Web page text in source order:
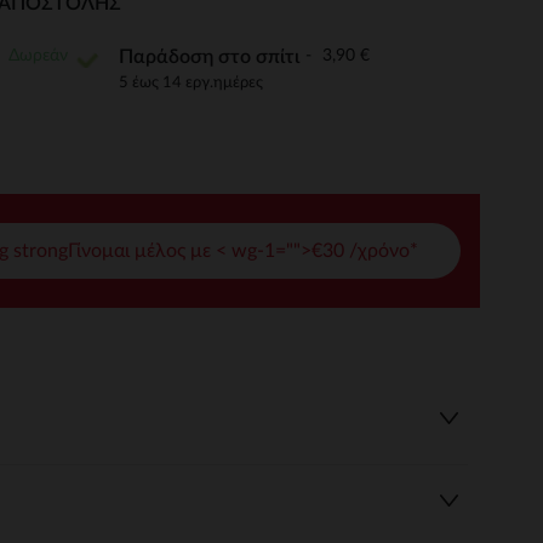
να διαχειριστείτε τις ρυθμίσεις απορρήτου,
ΑΠΟΣΤΟΛΉΣ
Παράδοση στο σπίτι 3,90 €
5 έως 14 εργ.ημέρες
strongΓίνομαι μέλος με < wg-1="">€30 /χρόνο*